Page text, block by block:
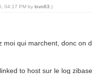
04:17 PM bylovo63 .)
qui marchent, donc on
to host sur le log